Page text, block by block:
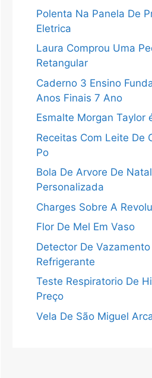
Polenta Na Panela De
Eletrica
Laura Comprou Uma
Retangular
Caderno 3 Ensino
Anos Finais 7 Ano
Esmalte Morgan Taylor
Receitas Com Leite De
Po
Bola De Arvore De Natal
Personalizada
Charges Sobre A
Flor De Mel Em Vaso
Detector De Vazamento
Refrigerante
Teste Respiratorio De
Preço
Vela De São Miguel